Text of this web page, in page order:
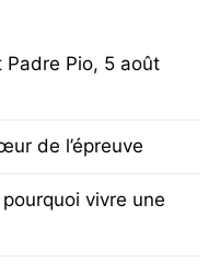
Pio, 5 août
de l’épreuve
vivre une